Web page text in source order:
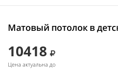
Матовый потолок в
10418
Цена актуальна до